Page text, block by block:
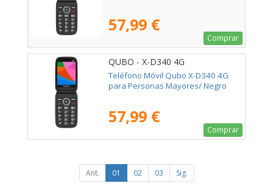
57,99 €
Comprar
QUBO - X-D340 4G
Teléfono Móvil Qubo X-D340 4G
para Personas Mayores/ Negro
57,99 €
Comprar
Ant. 01 02 03 Sig.